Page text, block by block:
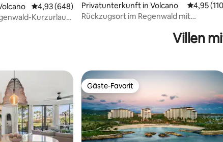
Durchschnittliche Bewertung: 4,93 von 5, 648
4,93 (648)
Kurzurlaub!
Privatunterkunft in Volcano
4,95
Rückzugsort im Regenwald mit
Villen
Gäste-Favorit
Gäste-Favorit